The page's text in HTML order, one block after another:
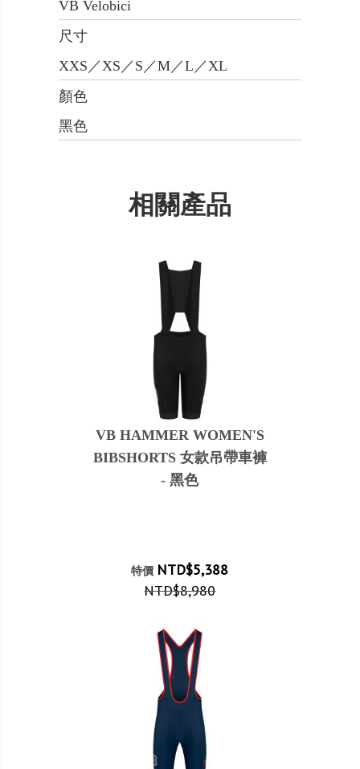
VB Velobici
尺寸
XXS／XS／S／M／L／XL
顏色
黑色
相關產品
VB HAMMER WOMEN'S
BIBSHORTS 女款吊帶車褲
- 黑色
特價 NTD$5,388
NTD$8,980